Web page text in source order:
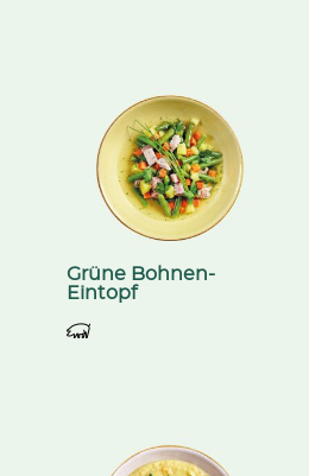
Grüne Bohnen-
Eintopf